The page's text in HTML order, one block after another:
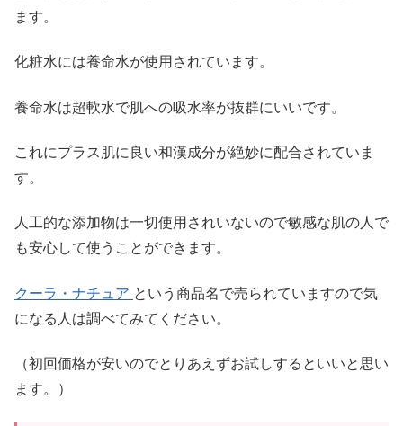
ます。
化粧水には養命水が使用されています。
養命水は超軟水で肌への吸水率が抜群にいいです。
これにプラス肌に良い和漢成分が絶妙に配合されていま
す。
人工的な添加物は一切使用されいないので敏感な肌の人で
も安心して使うことができます。
クーラ・ナチュア という商品名で売られていますので気
になる人は調べてみてください。
（初回価格が安いのでとりあえずお試しするといいと思い
ます。）